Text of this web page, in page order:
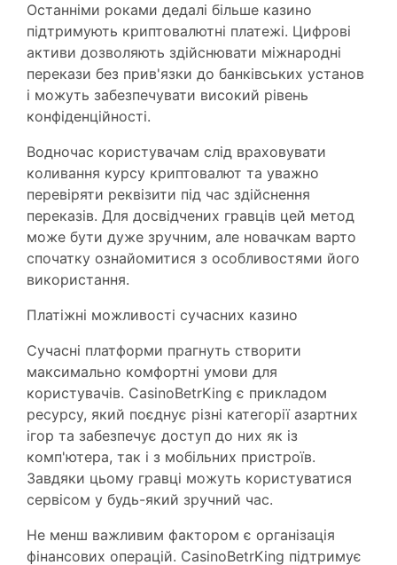
Останніми роками дедалі більше казино
підтримують криптовалютні платежі. Цифрові
активи дозволяють здійснювати міжнародні
перекази без прив'язки до банківських установ
і можуть забезпечувати високий рівень
конфіденційності.
Водночас користувачам слід враховувати
коливання курсу криптовалют та уважно
перевіряти реквізити під час здійснення
переказів. Для досвідчених гравців цей метод
може бути дуже зручним, але новачкам варто
спочатку ознайомитися з особливостями його
використання.
Платіжні можливості сучасних казино
Сучасні платформи прагнуть створити
максимально комфортні умови для
користувачів. CasinoBetrKing є прикладом
ресурсу, який поєднує різні категорії азартних
ігор та забезпечує доступ до них як із
комп'ютера, так і з мобільних пристроїв.
Завдяки цьому гравці можуть користуватися
сервісом у будь-який зручний час.
Не менш важливим фактором є організація
фінансових операцій. CasinoBetrKing підтримує